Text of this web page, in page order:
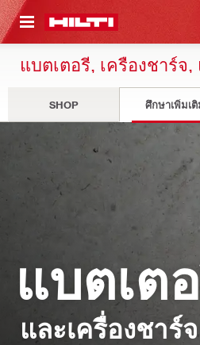
CONTENT
แบตเตอรี่, เครื่องชาร์จ
SHOP ศึกษาเพิ่มเติ
แบตเต
และเครื่องชาร์จ